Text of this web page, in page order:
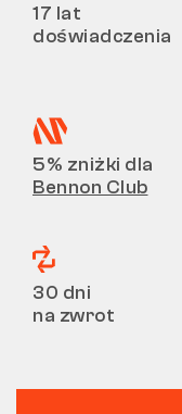
17 lat
doświadczenia
5% zniżki dla
Bennon Club
30 dni
na zwrot